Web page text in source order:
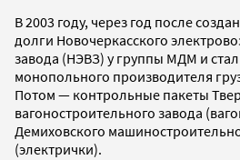
В 2003 году, через год после
долги Новочеркасского
завода (НЭВЗ) у группы МДМ и
монопольного производителя
Потом — контрольные пакеты
вагоностроительного завода
Демиховского
(электрички).